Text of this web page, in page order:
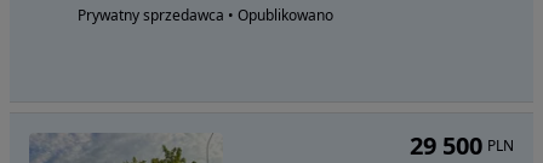
Prywatny sprzedawca • Opublikowano
29 500 PLN